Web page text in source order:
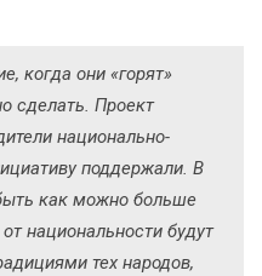
когда они «горят»
сделать. Проект
национально-
поддержали. В
как можно больше
национальности будут
тех народов,